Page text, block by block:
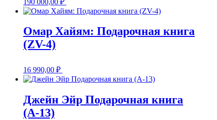
Омар Хайям: Подарочная книга
(ZV-4)
16 990,00 ₽
Джейн Эйр Подарочная книга
(А-13)